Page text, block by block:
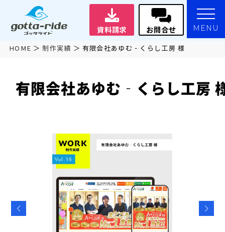
資料請求 お問合せ MENU
HOME 制作実績 有限会社あゆむ‐くらし工房 様
有限会社あゆむ‐くらし工房